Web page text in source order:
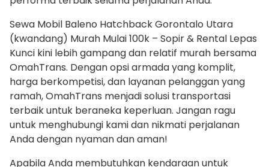
Sewa Mobil Baleno Hatchback Gorontalo Utara
(kwandang) Murah Mulai 100k – Sopir & Rental Lepas
Kunci kini lebih gampang dan relatif murah bersama
OmahTrans. Dengan opsi armada yang komplit,
harga berkompetisi, dan layanan pelanggan yang
ramah, OmahTrans menjadi solusi transportasi
terbaik untuk beraneka keperluan. Jangan ragu
untuk menghubungi kami dan nikmati perjalanan
Anda dengan nyaman dan aman!
Apabila Anda membutuhkan kendaraan untuk